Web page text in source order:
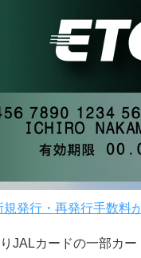
発行・再発行手数料
JALカードの一部カ